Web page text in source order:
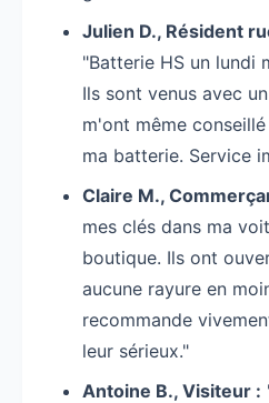
Julien D., Résident
"Batterie HS un lundi
Ils sont venus avec
m'ont même
ma batterie. Service
Claire M.,
mes clés dans ma
boutique. Ils ont
aucune rayure en
recommande
leur sérieux."
Antoine B., Visiteur :